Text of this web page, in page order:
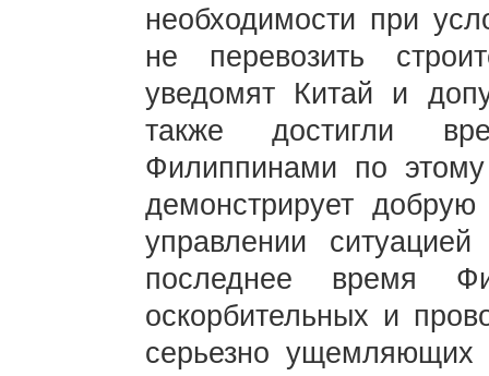
необходимости при
не перевозить
уведомят Китай и
также достигли
Филиппинами по
демонстрирует
управлении
последнее время
оскорбительных и
серьезно ущемляющих